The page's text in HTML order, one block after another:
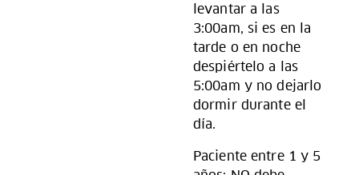
levantar a las
3:00am, si es en la
tarde o en noche
despiértelo a las
5:00am y no dejarlo
dormir durante el
día.
Paciente entre 1 y 5